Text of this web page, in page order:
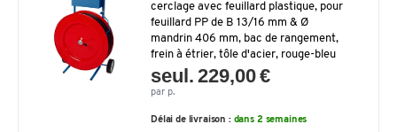
cerclage avec feuillard plastique, pour
feuillard PP de B 13/16 mm & Ø
mandrin 406 mm, bac de rangement,
frein à étrier, tôle d'acier, rouge-bleu
seul. 229,00 €
par p.
Délai de livraison : dans 2 semaines